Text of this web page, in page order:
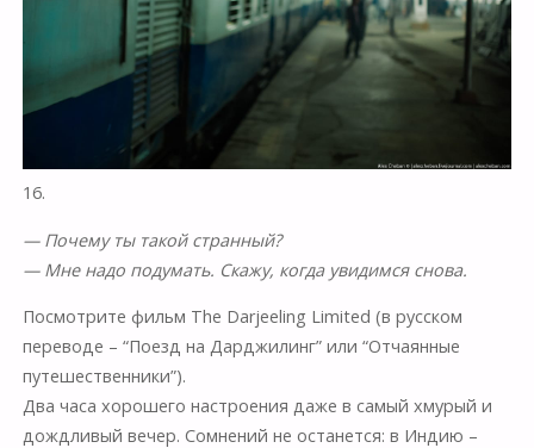
16.
— Почему ты такой странный?
— Мне надо подумать. Скажу, когда увидимся снова.
Посмотрите фильм The Darjeeling Limited (в русском
переводе – “Поезд на Дарджилинг” или “Отчаянные
путешественники”).
Два часа хорошего настроения даже в самый хмурый и
дождливый вечер. Cомнений не останется: в Индию –